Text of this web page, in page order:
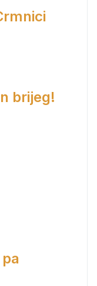
brijeg!